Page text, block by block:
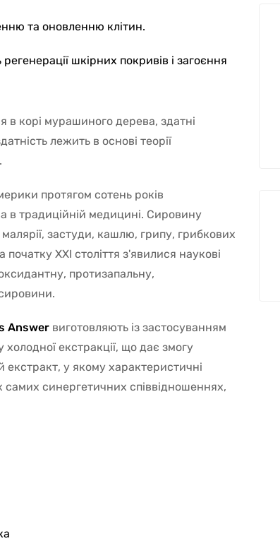
та оновленню клітин.
шкірних покривів і загоєння
в корі мурашиного дерева, здатні
лежить в основі теорії
протягом сотень років
в традиційній медицині. Сировину
застуди, кашлю, грипу, грибкових
початку XXI століття з'явилися наукові
протизапальну,
Answer виготовляють із застосуванням
екстракції, що дає змогу
у якому характеристичні
синергетичних співвідношеннях,